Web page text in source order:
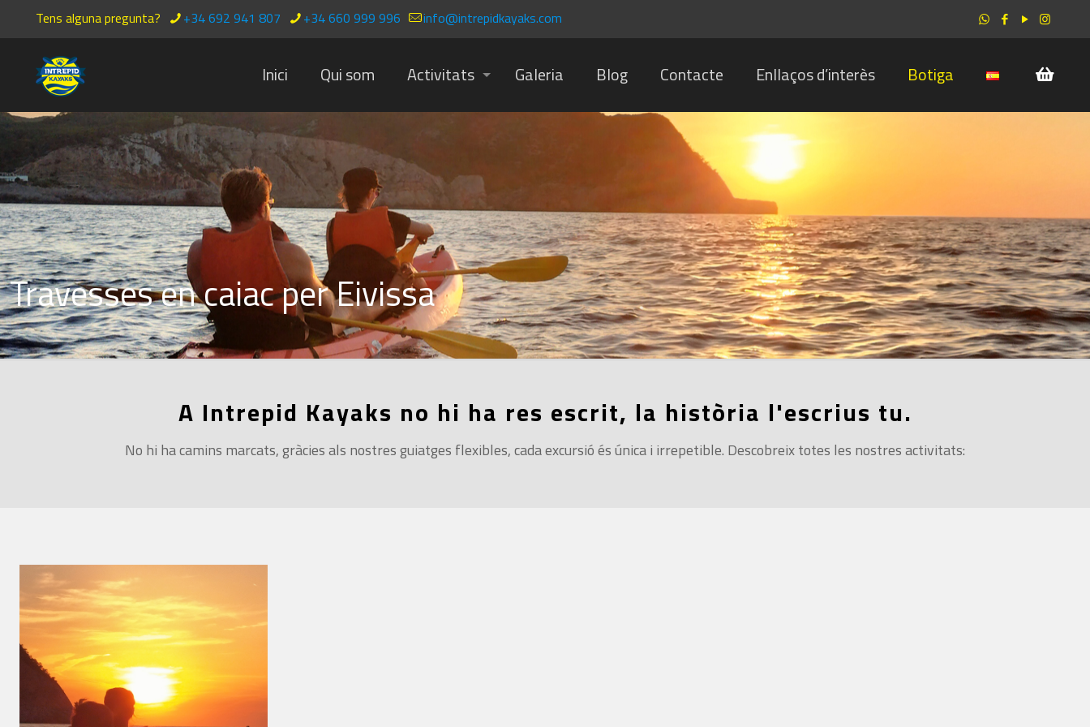
Tens alguna pregunta? +34 692 941 807 +34 660 999 996 info@intrepidkayaks.com
Inici Qui som Activitats Galeria Blog Contacte Enllaços d’interès Botiga
Travesses en caiac per Eivissa
A Intrepid Kayaks no hi ha res escrit, la història l'escrius tu.
No hi ha camins marcats, gràcies als nostres guiatges flexibles, cada excursió és única i irrepetible. Descobreix totes les nostres activitats: